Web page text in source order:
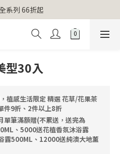
額 即送 香遇熊超人行李吊牌
系列 66折起
額 即送 香遇熊超人行李吊牌
型30入
植感生活限定 精選 花草/花果茶
件9折、2件以上8折
單筆滿額贈(不累送，送完為
、5000送花植香氛沐浴露
露500ML、12000送純澳大地薰